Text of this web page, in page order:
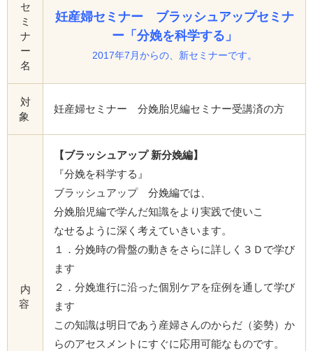
セ
ミ
ナ
ー
名
妊産婦セミナー ブラッシュアップセミナ
ー「分娩を科学する」
2017年7月からの、新セミナーです。
対
象
妊産婦セミナー 分娩胎児編セミナー受講済の方
内
容
【ブラッシュアップ 新分娩編】
『分娩を科学する』
ブラッシュアップ 分娩編では、
分娩胎児編で学んだ知識をより実践で使いこ
なせるように深く考えていきいます。
１．分娩時の骨盤の動きをさらに詳しく３Ｄで学び
ます
２．分娩進行に沿った個別ケアを症例を通して学び
ます
この知識は明日であう産婦さんのからだ（姿勢）か
らのアセスメントにすぐに応用可能なものです。